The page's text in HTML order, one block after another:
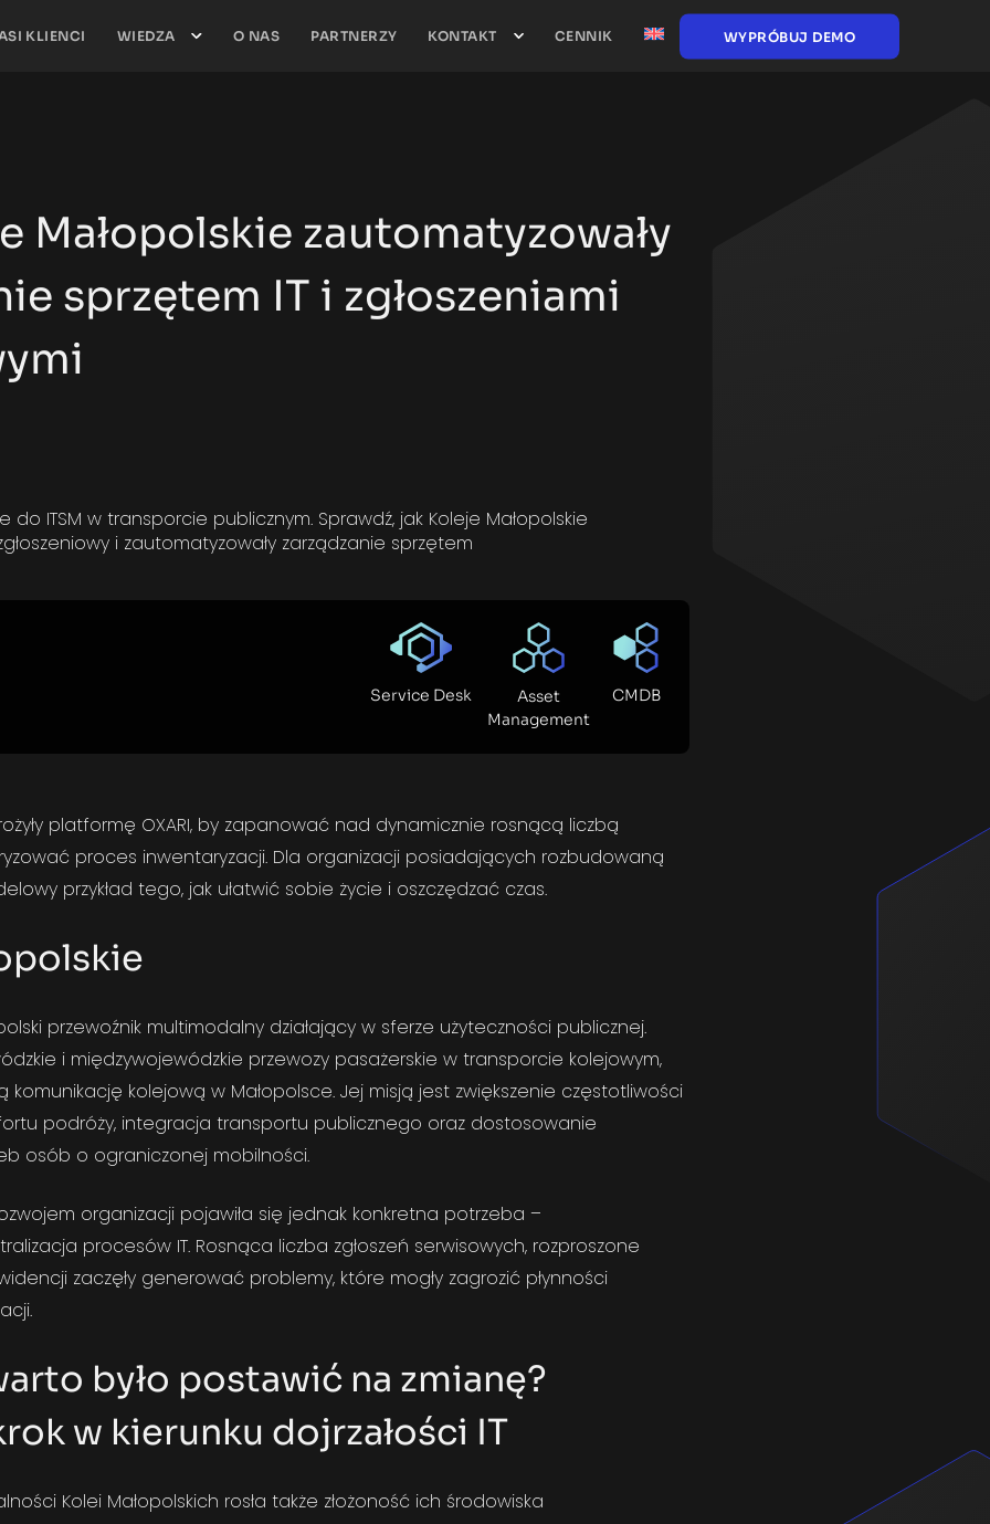
KLIENCI WIEDZA O NAS PARTNERZY KONTAKT CENNIK WYPRÓBUJ DEMO
Małopolskie zautomatyzowały
sprzętem IT i zgłoszeniami
ITSM w transporcie publicznym. Sprawdź, jak Koleje Małopolskie
i zautomatyzowały zarządzanie sprzętem
Service Desk
Asset
Management
CMDB
platformę OXARI, by zapanować nad dynamicznie rosnącą liczbą
proces inwentaryzacji. Dla organizacji posiadających rozbudowaną
przykład tego, jak ułatwić sobie życie i oszczędzać czas.
przewoźnik multimodalny działający w sferze użyteczności publicznej.
i międzywojewódzkie przewozy pasażerskie w transporcie kolejowym,
komunikację kolejową w Małopolsce. Jej misją jest zwiększenie częstotliwości
podróży, integracja transportu publicznego oraz dostosowanie
osób o ograniczonej mobilności.
organizacji pojawiła się jednak konkretna potrzeba –
procesów IT. Rosnąca liczba zgłoszeń serwisowych, rozproszone
zaczęły generować problemy, które mogły zagrozić płynności
było postawić na zmianę?
w kierunku dojrzałości IT
Kolei Małopolskich rosła także złożoność ich środowiska